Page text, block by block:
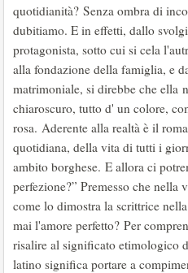
quotidianità? Senza ombra di
dubitiamo. E in effetti, dallo
protagonista, sotto cui si cela
alla fondazione della famiglia, e
matrimoniale, si direbbe che ella
chiaroscuro, tutto d' un colore,
rosa. Aderente alla realtà è il
quotidiana, della vita di tutti i
ambito borghese. E allora ci
perfezione?” Premesso che nella
come lo dimostra la scrittrice
mai l'amore perfetto? Per
risalire al significato etimologico
latino significa portare a